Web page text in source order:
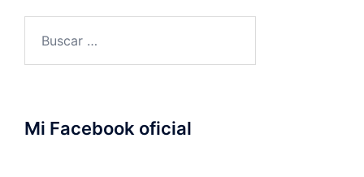
Mi Facebook oficial